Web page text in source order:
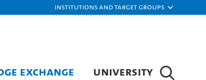
Institutions and target groups
EXCHANGE UNIVERSITY